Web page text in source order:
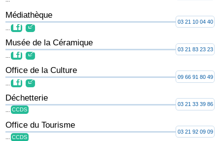
Médiathèque
03 21 10 04 40
Musée de la Céramique
03 21 83 23 23
Office de la Culture
09 66 91 80 49
Déchetterie
CCDS
03 21 33 39 86
Office du Tourisme
CCDS
03 21 92 09 09